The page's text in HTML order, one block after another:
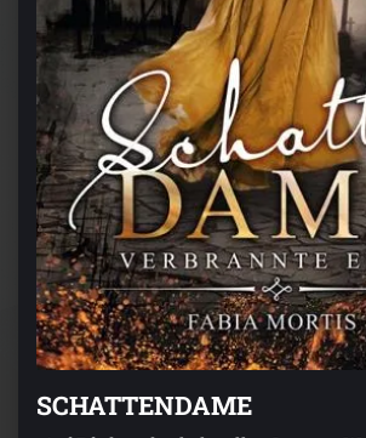
SCHATTENDAME